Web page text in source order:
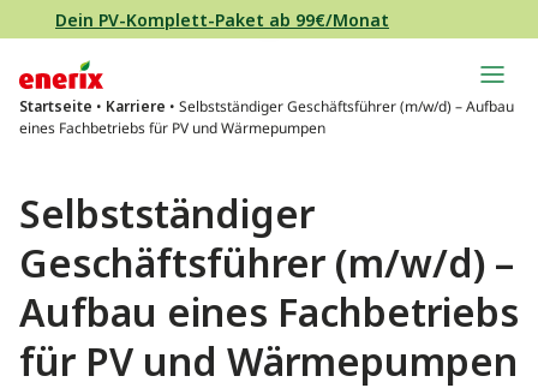
Direkt zum Inhalt wechseln
Dein PV-Komplett-Paket ab 99€/Monat
Hauptnavigation
Startseite • Karriere • Selbstständiger Geschäftsführer (m/w/d) – Aufbau
eines Fachbetriebs für PV und Wärmepumpen
Selbstständiger
Geschäftsführer (m/w/d) –
Aufbau eines Fachbetriebs
für PV und Wärmepumpen